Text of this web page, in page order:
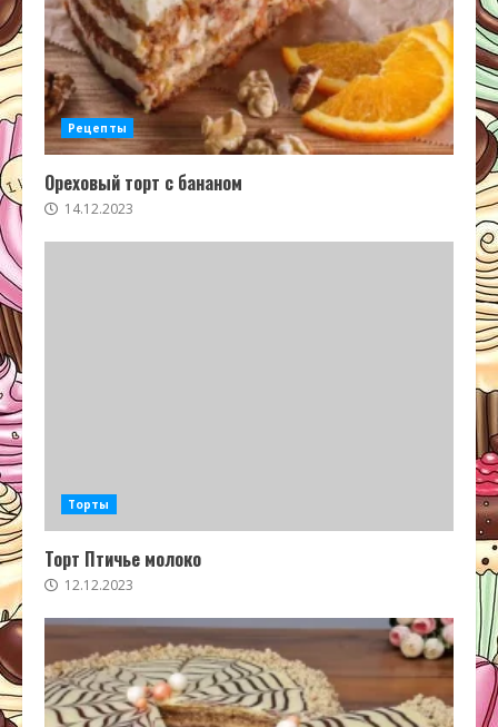
Рецепты
Ореховый торт с бананом
14.12.2023
Торты
Торт Птичье молоко
12.12.2023